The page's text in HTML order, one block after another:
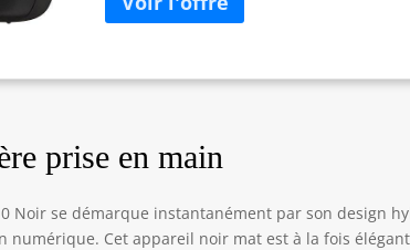
prise en main
Noir se démarque instantanément par son design
Cet appareil noir mat est à la fois